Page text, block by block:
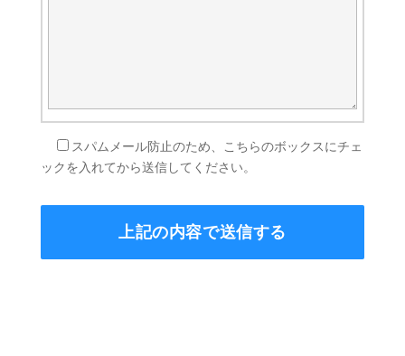
スパムメール防止のため、こちらのボックスにチェ
ックを入れてから送信してください。